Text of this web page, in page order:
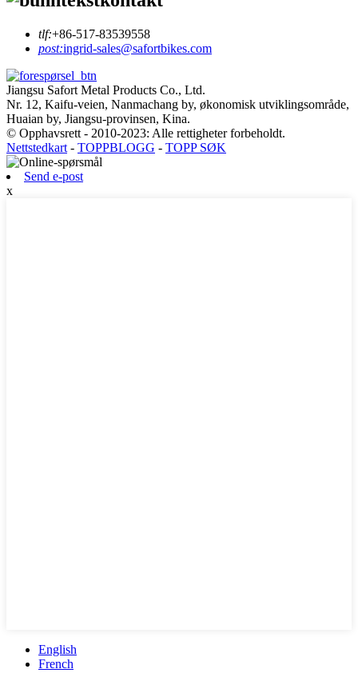
tlf:+86-517-83539558
post:ingrid-sales@safortbikes.com
Jiangsu Safort Metal Products Co., Ltd.
Nr. 12, Kaifu-veien, Nanmachang by, økonomisk utviklingsområde,
Huaian by, Jiangsu-provinsen, Kina.
© Opphavsrett - 2010-2023: Alle rettigheter forbeholdt.
Nettstedkart - TOPPBLOGG - TOPP SØK
Send e-post
x
English
French